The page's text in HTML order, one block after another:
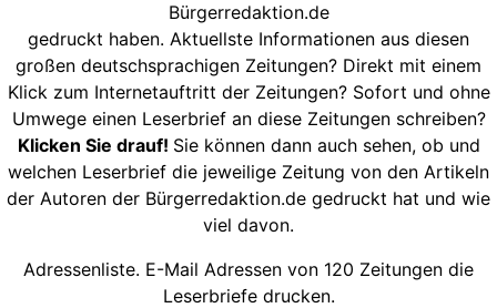
Bürgerredaktion.de
gedruckt haben. Aktuellste Informationen aus diesen
großen deutschsprachigen Zeitungen? Direkt mit einem
Klick zum Internetauftritt der Zeitungen? Sofort und ohne
Umwege einen Leserbrief an diese Zeitungen schreiben?
Klicken Sie drauf! Sie können dann auch sehen, ob und
welchen Leserbrief die jeweilige Zeitung von den Artikeln
der Autoren der Bürgerredaktion.de gedruckt hat und wie
viel davon.
Adressenliste. E-Mail Adressen von 120 Zeitungen die
Leserbriefe drucken.